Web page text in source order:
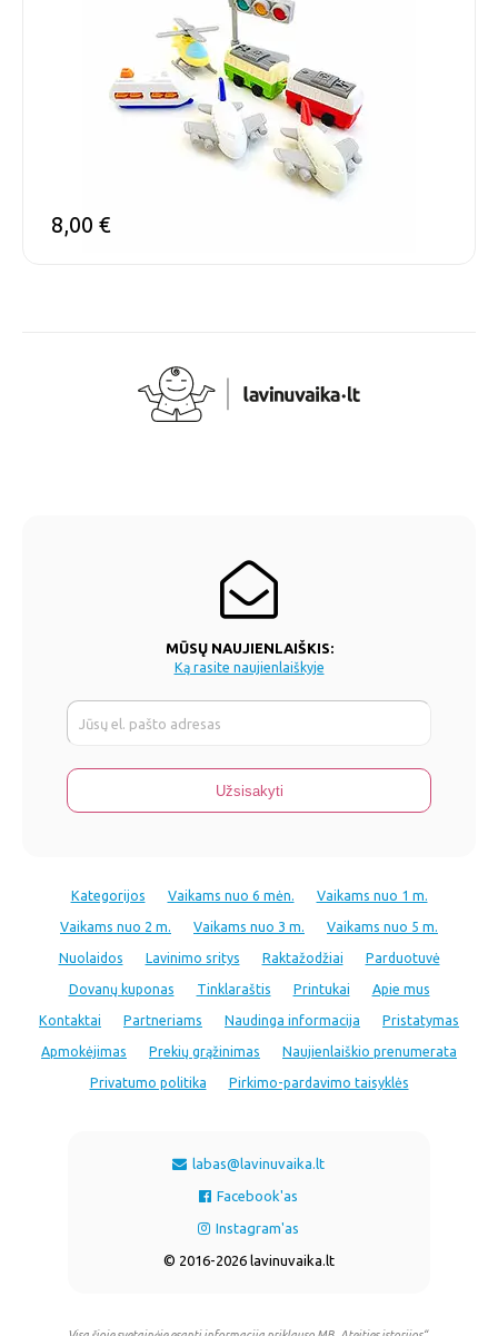
8,00 €
MŪSŲ NAUJIENLAIŠKIS:
Ką rasite naujienlaiškyje
Kategorijos Vaikams nuo 6 mėn.
Vaikams nuo 1 m.
Vaikams nuo 2 m.
Vaikams nuo 3 m.
Vaikams nuo 5 m.
Nuolaidos
Lavinimo sritys Raktažodžiai
Parduotuvė
Dovanų kuponas
Tinklaraštis Printukai
Apie mus
Kontaktai
Partneriams Naudinga informacija
Pristatymas
Apmokėjimas
Prekių grąžinimas
Naujienlaiškio prenumerata
Privatumo politika
Pirkimo-pardavimo taisyklės
labas@lavinuvaika.lt
Facebook'as
Instagram'as
© 2016-2026 lavinuvaika.lt